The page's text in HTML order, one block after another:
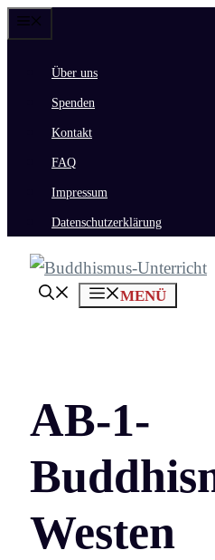
Zum
springenÜber uns
Spenden
Kontakt
FAQ
Impressum
Datenschutzerklärung
MENÜ
AB-1-
Westen